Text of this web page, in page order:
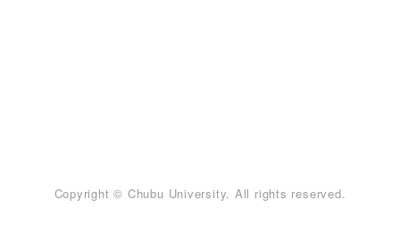
Copyright © Chubu University. All rights reserved.